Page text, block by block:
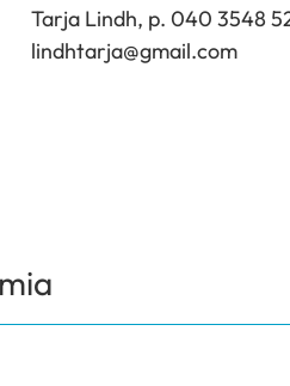
Tarja Lindh, p. 040 3548
lindhtarja@gmail.com